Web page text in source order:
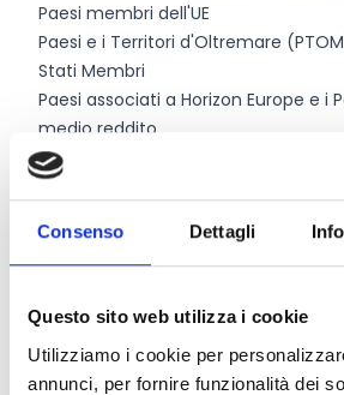
Consenso Dettagli
Questo sito web utilizza i cookie
Utilizziamo i cookie per
annunci, per fornire funzionalità dei
Paesi membri dell'UE
Paesi e i Territori d'Oltremare
Stati Membri
Paesi associati a Horizon Europe e i
medio reddito
Le proposte devono coinvolgere un
almeno due entità
, provenienti da
Almeno un partner deve provenire
membro (SM).
da un Paese associato (AC).